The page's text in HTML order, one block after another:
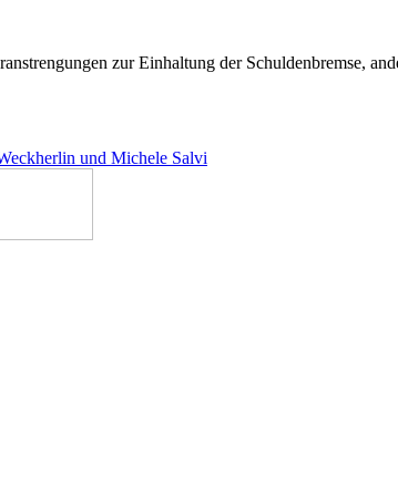
zur Einhaltung der Schuldenbremse,
und Michele Salvi